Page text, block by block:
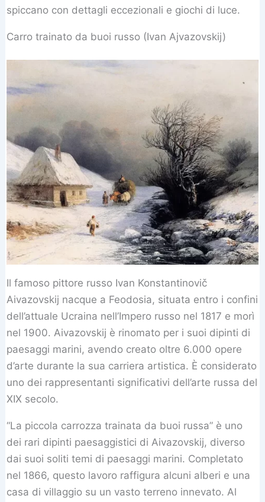
spiccano con dettagli eccezionali e giochi di luce.
Carro trainato da buoi russo (Ivan Ajvazovskij)
Il famoso pittore russo Ivan Konstantinovič
Aivazovskij nacque a Feodosia, situata entro i confini
dell’attuale Ucraina nell’Impero russo nel 1817 e morì
nel 1900. Aivazovskij è rinomato per i suoi dipinti di
paesaggi marini, avendo creato oltre 6.000 opere
d’arte durante la sua carriera artistica. È considerato
uno dei rappresentanti significativi dell’arte russa del
XIX secolo.
“La piccola carrozza trainata da buoi russa” è uno
dei rari dipinti paesaggistici di Aivazovskij, diverso
dai suoi soliti temi di paesaggi marini. Completato
nel 1866, questo lavoro raffigura alcuni alberi e una
casa di villaggio su un vasto terreno innevato. Al